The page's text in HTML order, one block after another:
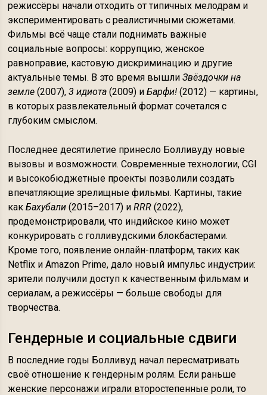
режиссёры начали отходить от типичных мелодрам и
экспериментировать с реалистичными сюжетами.
Фильмы всё чаще стали поднимать важные
социальные вопросы: коррупцию, женское
равноправие, кастовую дискриминацию и другие
актуальные темы. В это время вышлиЗвёздочки на
земле (2007),3 идиота (2009) иБарфи! (2012) — картины,
в которых развлекательный формат сочетался с
глубоким смыслом.
Последнее десятилетие принесло Болливуду новые
вызовы и возможности. Современные технологии, CGI
и высокобюджетные проекты позволили создать
впечатляющие зрелищные фильмы. Картины, такие
какБахубали (2015–2017) иRRR (2022),
продемонстрировали, что индийское кино может
конкурировать с голливудскими блокбастерами.
Кроме того, появление онлайн-платформ, таких как
Netflix и Amazon Prime, дало новый импульс индустрии:
зрители получили доступ к качественным фильмам и
сериалам, а режиссёры — больше свободы для
творчества.
Гендерные и социальные сдвиги
В последние годы Болливуд начал пересматривать
своё отношение к гендерным ролям. Если раньше
женские персонажи играли второстепенные роли, то